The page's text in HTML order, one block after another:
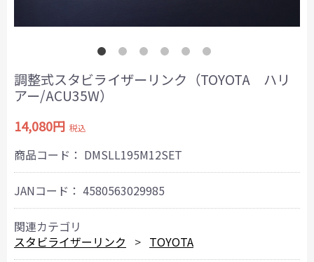
調整式スタビライザーリンク（TOYOTA ハリ
アー/ACU35W）
14,080円 税込
商品コード： DMSLL195M12SET
JANコード： 4580563029985
関連カテゴリ
スタビライザーリンク
TOYOTA